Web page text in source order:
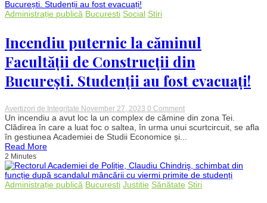
plini
de
mucegai
Administrație publică Bucuresti Social Stiri
Incendiu puternic la căminul
Facultății de Construcții din
București. Studenții au fost evacuați!
Avertizori de Integritate November 27, 2023 0 Commenton
Incendiu
puternic
căminul
Construcții
din
București.
Un incendiu a avut loc la un complex de cămine din zona Tei.
Clădirea în care a luat foc o saltea, în urma unui scurtcircuit, se afla
în gestiunea Academiei de Studii Economice și...
Read More
2 Minutes
Administrație publică Bucuresti Justitie Sănătate Stiri